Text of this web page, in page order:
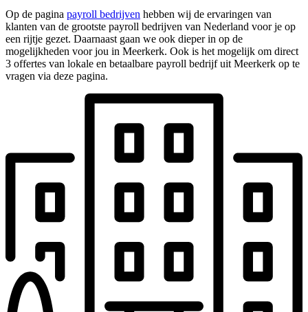
Op de pagina payroll bedrijven hebben wij de ervaringen van
klanten van de grootste payroll bedrijven van Nederland voor je op
een rijtje gezet. Daarnaast gaan we ook dieper in op de
mogelijkheden voor jou in Meerkerk. Ook is het mogelijk om direct
3 offertes van lokale en betaalbare payroll bedrijf uit Meerkerk op te
vragen via deze pagina.